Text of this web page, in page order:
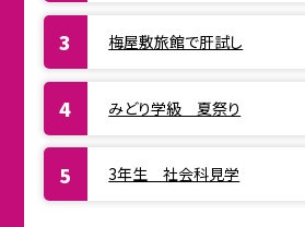
梅屋敷旅館で肝試し
みどり学級 夏祭り
3年生 社会科見学